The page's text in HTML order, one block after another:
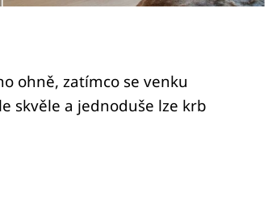
ohně, zatímco se venku
skvěle a jednoduše lze krb